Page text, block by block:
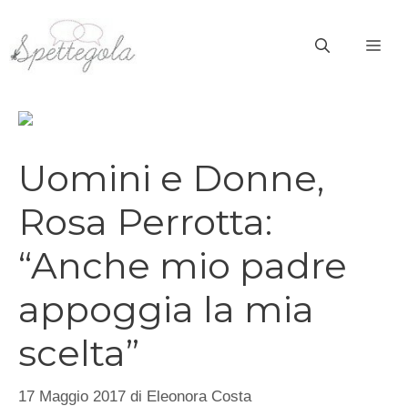
contenuto
Uomini e Donne,
Rosa Perrotta:
“Anche mio padre
appoggia la mia
scelta”
17 Maggio 2017 di Eleonora Costa